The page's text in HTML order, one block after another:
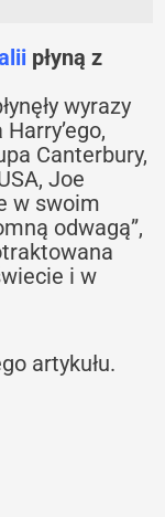
płyną z
wyrazy
Canterbury,
Joe
w swoim
odwagą”,
i w
artykułu.